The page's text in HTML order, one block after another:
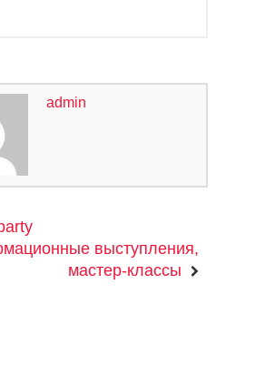
admin
выступления,
мастер-классы